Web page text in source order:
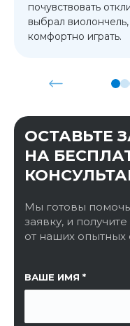
почувствовать
выбрал
комфортно играть.
ОСТАВЬТЕ
НА
Мы готовы
заявку, и
от наших опытных
ВАШЕ ИМЯ
ССЫЛКА НА